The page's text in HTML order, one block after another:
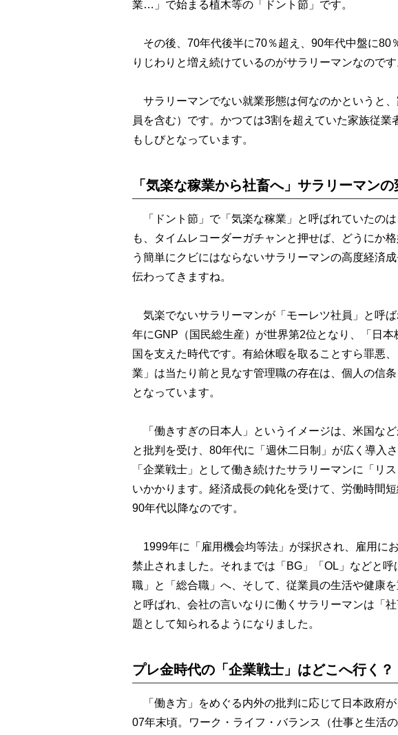
業…」で始まる植木等の「ドント節」です。
その後、70年代後半に70％超え、90年代中盤に80
りじわりと増え続けているのがサラリーマンなのです
サラリーマンでない就業形態は何なのかというと
員を含む）です。かつては3割を超えていた家族従業
もしびとなっています。
「気楽な稼業から社畜へ」サラリーマンの
「ドント節」で「気楽な稼業」と呼ばれていたの
も、タイムレコーダーガチャンと押せば、どうにか
う簡単にクビにはならないサラリーマンの高度経済
伝わってきますね。
気楽でないサラリーマンが「モーレツ社員」と呼
年にGNP（国民総生産）が世界第2位となり、「日
国を支えた時代です。有給休暇を取ることすら罪悪
業」は当たり前と見なす管理職の存在は、個人の信
となっています。
「働きすぎの日本人」というイメージは、米国など
と批判を受け、80年代に「週休二日制」が広く導入
「企業戦士」として働き続けたサラリーマンに「リ
いかかります。経済成長の鈍化を受けて、労働時間
90年代以降なのです。
1999年に「雇用機会均等法」が採択され、雇用に
禁止されました。それまでは「BG」「OL」などと
職」と「総合職」へ、そして、従業員の生活や健康
と呼ばれ、会社の言いなりに働くサラリーマンは「
題として知られるようになりました。
プレ金時代の「企業戦士」はどこへ行く？
「働き方」をめぐる内外の批判に応じて日本政府
07年末頃。ワーク・ライフ・バランス（仕事と生活